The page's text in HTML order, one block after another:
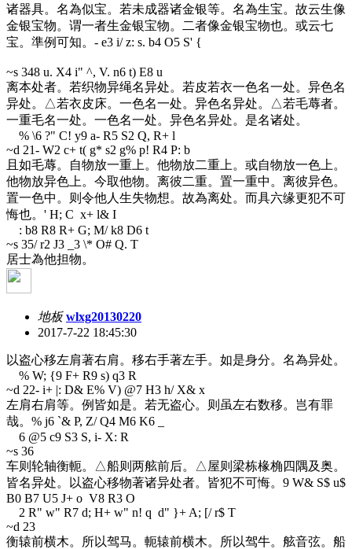
诸器具。名為似宝。若未成器诸金银等。名為生宝。故云生像
金银宝物。谓一者生金银宝物。二者像金银宝物也。或云七
宝。準例可知。 - e3 i/ z: s. b4 O5 S' {
~s 348 u. X4 i" ^, V. n6 t) E8 u
离本处者。若织物异绳名异处。若皮若衣一色名一处。异色名
异处。△若衣皮床。一色名一处。异色名异处。△若毛蓐者。
一重毛名一处。一色名一处。异色名异处。是名诸处。
% \6 ?" C! y9 a- R5 S2 Q, R+ l
~d 21- W2 c+ t( g* s2 g% p! R4 P: b
且如毛蓐。自物放一重上。他物放二重上。或自物放一色上。
他物放异色上。今取他物。离彼二重。置一重中。离彼异色。
置一色中。则令他人生失物想。故為离处。而具六缘更犯不可
悔也。 ' H; C x+ l& I
: b8 R8 R+ G; M/ k8 D6 t
~s 35/ r2 J3 _3 \* O# Q. T
居士為他担物。
地板 wlxg20130220
2017-7-22 18:45:30
以盗心移左肩著右肩。移右手著左手。如是身分。名為异处。
% W; {9 F+ R9 s) q3 R
~d 22- i+ |: D& E% V) @7 H3 h/ X& x
左肩右肩等。例皆如是。若无盗心。则虽左右数移。岂有罪
哉。 % j6 `& P, Z/ Q4 M6 K6 _
6 @5 c9 S3 S, i- X: R
~s 36
车则轮轴衡軛。△船则两舷前后。△屋则梁栋椽桷四隅及奥。
皆名异处。以盗心移物著诸异处者。皆犯不可悔。 9 W& S$ u$
B0 B7 U5 J+ o V8 R3 O
2 R" w" R7 d; H+ w" n! q d" }+ A; [/ r$ T
~d 23
衡辕前横木。所以驾马。軛辕前横木。所以驾牛。舷音弦。船